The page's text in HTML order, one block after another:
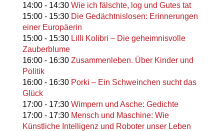
14:00- 14:30 Wie ich fälschte, log und Gutes tat
15:00- 15:30 Die Gedächtnislosen: Erinnerungen
einer Europäerin
15:00- 15:30 Lilli Kolibri – Die geheimnisvolle
Zauberblume
16:00- 16:30 Zusammenleben. Über Kinder und
Politik
16:00- 16:30 Porki – Ein Schweinchen sucht das
Glück
17:00- 17:30 Wimpern und Asche: Gedichte
17:00- 17:30 Mensch und Maschine: Wie
Künstliche Intelligenz und Roboter unser Leben